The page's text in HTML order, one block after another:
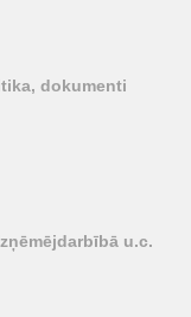
dokumenti
u.c.